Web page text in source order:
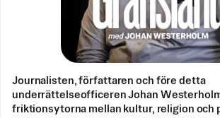
Journalisten, författaren och före detta
underrättelseofficeren Johan
friktionsytorna mellan kultur, religion och